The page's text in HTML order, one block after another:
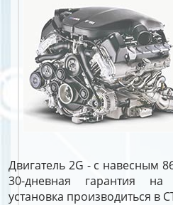
Двигатель 2G - с навесным
30-дневная гарантия
установка производиться в